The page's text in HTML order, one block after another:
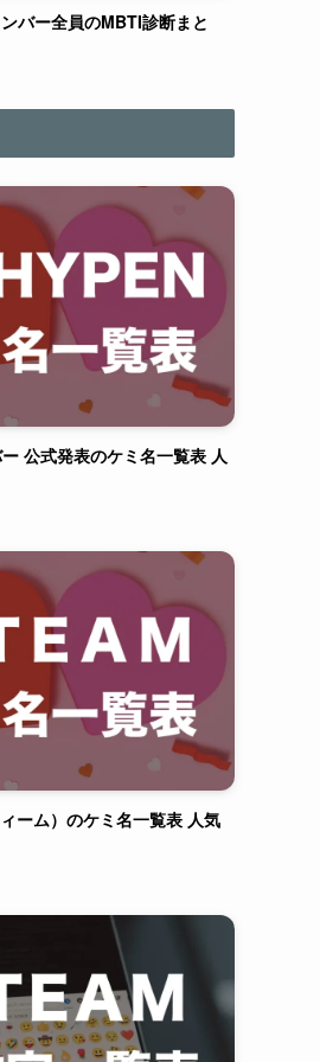
バー全員のMBTI診断まと
公式発表のケミ名一覧表 人
ーム）のケミ名一覧表 人気